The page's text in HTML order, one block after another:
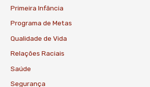
Primeira Infância
Programa de Metas
Qualidade de Vida
Relações Raciais
Saúde
Segurança